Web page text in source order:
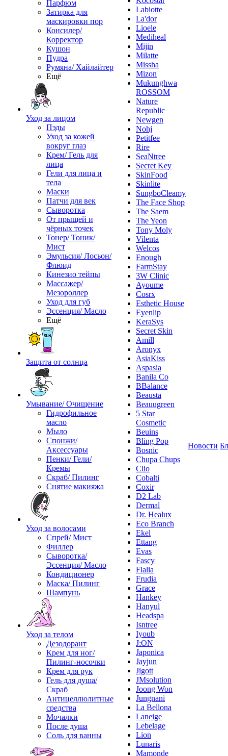
Парфюм
Затирка для
маскировки пор
Консилер/
Корректор
Кушон
Пудра
Румяна/ Хайлайтер
Ещё
Уход за лицом
Пэды
Уход за кожей
вокруг глаз
Крем/ Гель для
лица
Гели для лица и
тела
Маски
Патчи для век
Сыворотка
От прыщей и
чёрных точек
Тонер/ Тоник/
Мист
Эмульсия/ Лосьон/
Флюид
Кинезио тейпы
Массажер/
Мезороллер
Уход для губ
Эссенция/ Масло
Ещё
Защита от солнца
Умывание/ Очищение
Гидрофильное
масло
Мыло
Спонжи/
Аксессуары
Пенки/ Гели/
Кремы
Скраб/ Пилинг
Снятие макияжа
Уход за волосами
Спрей/ Мист
Филлер
Сыворотка/
Эссенция/ Масло
Кондиционер
Маска/ Пилинг
Шампунь
Уход за телом
Дезодорант
Крем для ног/
Пилинг-носочки
Крем для рук
Гель для душа/
Скраб
Антицеллюлитные
средства
Мочалки
После душа
Соль для ванны
Labiotte
La'dor
Lioele
Mediheal
Mijin
Milatte
Missha
Mizon
Mukunghwa
ROSSOM
Nature
Republic
Newgen
Nohj
Petitfee
Rire
SeaNtree
Secret Key
SkinFood
Skinlite
SungboCleamy
The Face Shop
The Saem
The Yeon
Tony Moly
Vilenta
Welcos
Enough
FarmStay
3W Clinic
Ayoume
Cosrx
Esthetic House
Eyenlip
KeraSys
Secret Skin
Amill
Aronyx
AsiaKiss
Aspasia
Banila Co
BBalance
Beausta
Beauugreen
5 Star
Cosmetic
Beuins
Bling Pop
Bosnic
Chupa Chups
Clio
Cobalti
Coxir
D2 Lab
Dermal
Dr. Healux
Eco Branch
Ekel
Ettang
Evas
Fascy
Flalia
Frudia
Grace
Hankey
Hanyul
Headspa
Isntree
Iyoub
J:ON
Japonica
Jayjun
Jigott
JMsolution
Joong Won
Jungnani
La Bellona
Laneige
Lebelage
Lion
Lunaris
Mamonde
Новости